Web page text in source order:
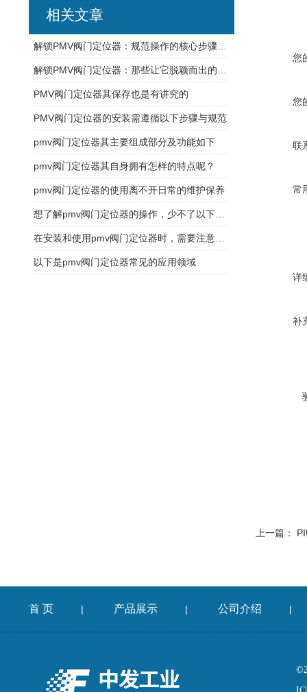
您
您
联
常
详
补
上一篇：
相关文章
PMV阀门定位器其保存也是有讲究的
PMV阀门定位器的安装需遵循以下步骤与规范
pmv阀门定位器其主要组成部分及功能如下
pmv阀门定位器其自身拥有怎样的特点呢？
pmv阀门定位器的使用离不开日常的维护保养
以下是pmv阀门定位器常见的应用领域
首 页 | 产品展示 | 公司介绍 |